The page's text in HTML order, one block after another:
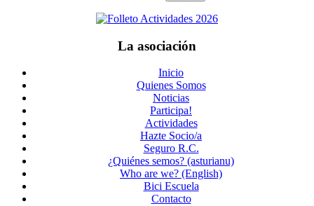
La asociación
Inicio
Quienes Somos
Noticias
Participa!
Actividades
Hazte Socio/a
Seguro R.C.
¿Quiénes semos? (asturianu)
Who are we? (English)
Bici Escuela
Contacto